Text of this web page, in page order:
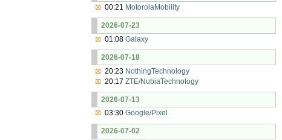
00:21 MotorolaMobility
2026-07-23
01:08Galaxy
2026-07-18
20:23 NothingTechnology
20:17ZTE/NubiaTechnology
2026-07-13
03:30Google/Pixel
2026-07-02